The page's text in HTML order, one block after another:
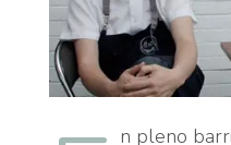
n pleno